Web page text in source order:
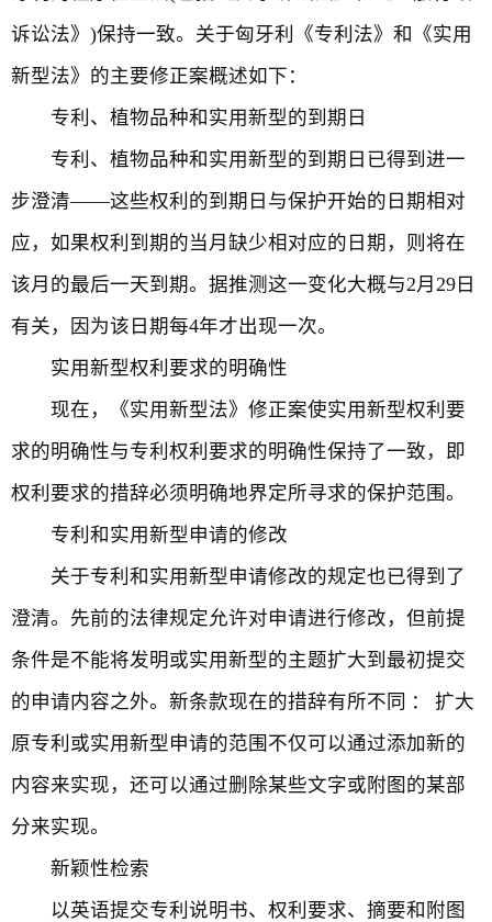
诉讼法》)保持一致。关于匈牙利《专利法》和《实用
新型法》的主要修正案概述如下：
专利、植物品种和实用新型的到期日
专利、植物品种和实用新型的到期日已得到进一
步澄清——这些权利的到期日与保护开始的日期相对
应，如果权利到期的当月缺少相对应的日期，则将在
该月的最后一天到期。据推测这一变化大概与2月29日
有关，因为该日期每4年才出现一次。
实用新型权利要求的明确性
现在，《实用新型法》修正案使实用新型权利要
求的明确性与专利权利要求的明确性保持了一致，即
权利要求的措辞必须明确地界定所寻求的保护范围。
专利和实用新型申请的修改
关于专利和实用新型申请修改的规定也已得到了
澄清。先前的法律规定允许对申请进行修改，但前提
条件是不能将发明或实用新型的主题扩大到最初提交
的申请内容之外。新条款现在的措辞有所不同 ： 扩大
原专利或实用新型申请的范围不仅可以通过添加新的
内容来实现，还可以通过删除某些文字或附图的某部
分来实现。
新颖性检索
以英语提交专利说明书、权利要求、摘要和附图